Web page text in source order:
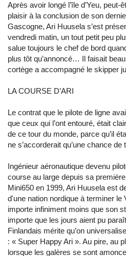
Après avoir longé l’île d’Yeu, peut-
plaisir à la conclusion de son
Gascogne, Ari Huusela s’est
vendredi matin, un tout petit peu
salue toujours le chef de bord
plus tôt qu’annoncé… Il faisait
cortège a accompagné le skipper
LA COURSE D’ARI
Le contrat que le pilote de ligne
que ceux qui l’ont entouré, était
de ce tour du monde, parce qu’il
ne s’accorderait qu’une chance de
Ingénieur aéronautique devenu
course au large depuis sa
Mini650 en 1999, Ari Huusela est
d'une nation nordique à terminer le
importe infiniment moins que son
importe que les jours aient pu
Finlandais mérite qu’on
: « Super Happy Ari ». Au pire, au
lorsque les galères se sont